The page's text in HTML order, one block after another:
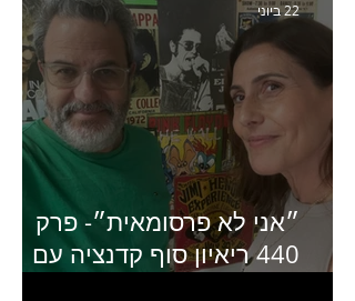
״אני לא פרסומאית״- פרק
440 ריאיון סוף קדנציה עם
22 ביוני